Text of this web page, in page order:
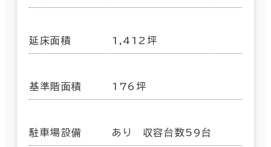
延床面積 1,412坪
基準階面積 176坪
駐車場設備 あり 収容台数59台